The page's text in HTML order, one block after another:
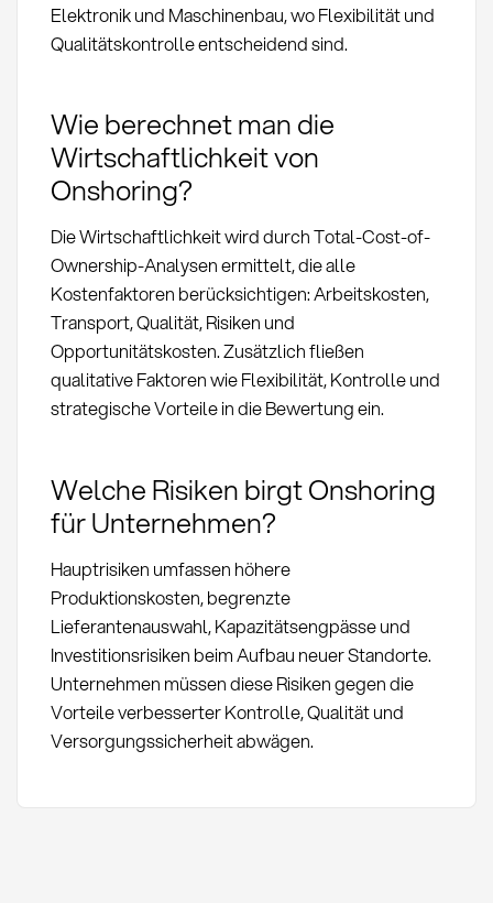
Elektronik und Maschinenbau, wo Flexibilität und
Qualitätskontrolle entscheidend sind.
Wie berechnet man die
Wirtschaftlichkeit von
Onshoring?
Die Wirtschaftlichkeit wird durch Total-Cost-of-
Ownership-Analysen ermittelt, die alle
Kostenfaktoren berücksichtigen: Arbeitskosten,
Transport, Qualität, Risiken und
Opportunitätskosten. Zusätzlich fließen
qualitative Faktoren wie Flexibilität, Kontrolle und
strategische Vorteile in die Bewertung ein.
Welche Risiken birgt Onshoring
für Unternehmen?
Hauptrisiken umfassen höhere
Produktionskosten, begrenzte
Lieferantenauswahl, Kapazitätsengpässe und
Investitionsrisiken beim Aufbau neuer Standorte.
Unternehmen müssen diese Risiken gegen die
Vorteile verbesserter Kontrolle, Qualität und
Versorgungssicherheit abwägen.